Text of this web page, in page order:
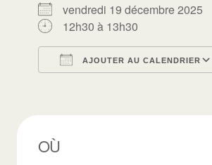
vendredi 19 décembre 2025
12h30 à 13h30
AJOUTER AU CALENDRIER
OÙ